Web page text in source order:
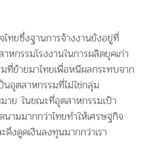
ทยซึ่งฐานการจ้างงานยังอยู่ที่
หกรรมโรงงานในการผลิตยุคเก่า
ที่ย้ายมาไทยเพื่อหนีผลกระทบจาก
อุตสาหกรรมที่ไม่ใช่กลุ่ม
าย ในขณะที่อุตสาหกรรมเป้า
นามมากกว่าไทยทำให้เศรษฐกิจ
ดึงดูดเงินลงทุนมากกว่าเรา